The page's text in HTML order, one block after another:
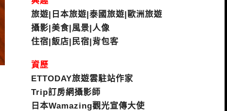
旅遊|日本旅遊|泰國旅遊|歐洲旅遊
攝影|美食|風景|人像
住宿|飯店|民宿|背包客
資歷
ETTODAY旅遊雲駐站作家
Trip訂房網攝影師
日本Wamazing觀光宣傳大使